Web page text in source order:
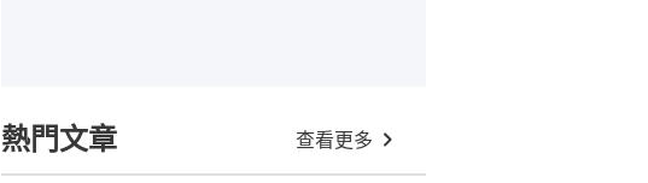
熱門文章 查看更多